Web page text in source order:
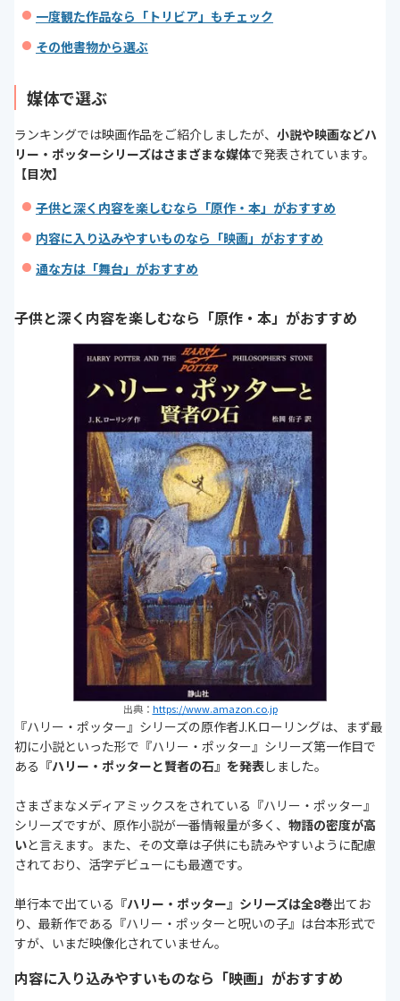
一度観た作品なら「トリビア」もチェック
その他書物から選ぶ
媒体で選ぶ
ランキングでは映画作品をご紹介しましたが、 小説や映画などハ
リー・ポッターシリーズはさまざまな媒体で発表されています。
【目次】
子供と深く内容を楽しむなら「原作・本」がおすすめ
内容に入り込みやすいものなら「映画」がおすすめ
通な方は「舞台」がおすすめ
子供と深く内容を楽しむなら「原作・本」がおすすめ
出典： https://www.amazon.co.jp
『ハリー・ポッター』シリーズの原作者J.K.ローリングは、まず最
初に小説といった形で『ハリー・ポッター』シリーズ第一作目で
ある 『ハリー・ポッターと賢者の石』を発表しました。
さまざまなメディアミックスをされている『ハリー・ポッター』
シリーズですが、原作小説が一番情報量が多く、 物語の密度が高
いと言えます。また、その文章は子供にも読みやすいように配慮
されており、活字デビューにも最適です。
単行本で出ている 『ハリー・ポッター』シリーズは全8巻出てお
り、最新作である『ハリー・ポッターと呪いの子』は台本形式で
すが、いまだ映像化されていません。
内容に入り込みやすいものなら「映画」がおすすめ